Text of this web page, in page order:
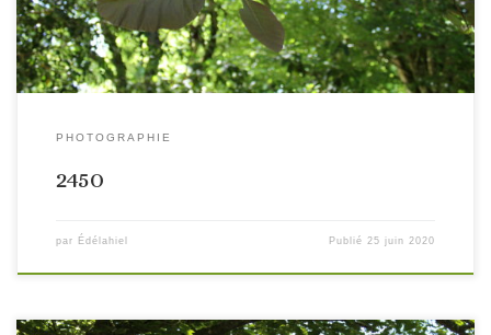
PHOTOGRAPHIE
2450
par Édélahiel Publié25 juin 2020